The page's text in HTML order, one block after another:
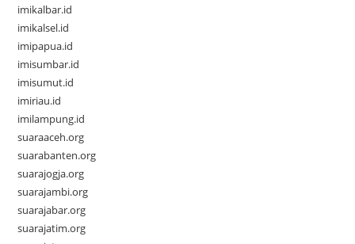
imikalbar.id
imikalsel.id
imipapua.id
imisumbar.id
imisumut.id
imiriau.id
imilampung.id
suaraaceh.org
suarabanten.org
suarajogja.org
suarajambi.org
suarajabar.org
suarajatim.org